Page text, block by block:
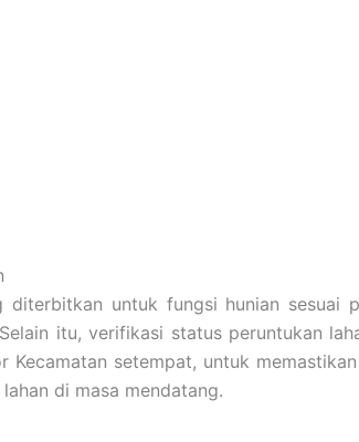
diterbitkan untuk fungsi hunian
itu, verifikasi status peruntukan
Kecamatan setempat, untuk
di masa mendatang.